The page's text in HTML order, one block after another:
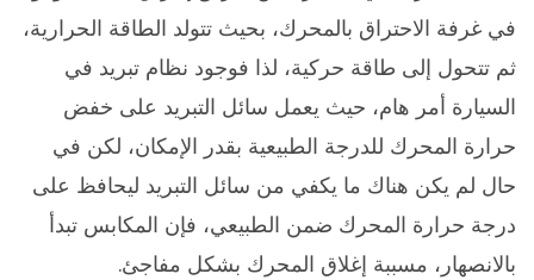
في غرفة الاحتراق بالمحرك، بحيث تتولد الطاقة الحرارية،
ثم تتحول إلى طاقة حركية، لذا فوجود نظام تبريد في
السيارة أمر هام، حيث يعمل سائل التبريد على خفض
حرارة المحرك للدرجة الطبيعية بقدر الإمكان، لكن في
حال لم يكن هناك ما يكفي من سائل التبريد ليحافظ على
درجة حرارة المحرك ضمن الطبيعي، فإن المكابس تبدأ
بالانصهار، مسببة إغلاق المحرك بشكل مفاجئ.